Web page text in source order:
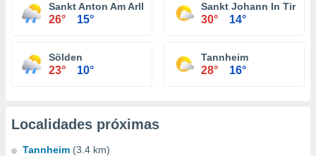
Sankt Anton Am Arlberg
26° 15°
Sankt Johann In Tirol
30° 14°
Sölden
23° 10°
Tannheim
28° 16°
Localidades próximas
Tannheim (3.4 km)